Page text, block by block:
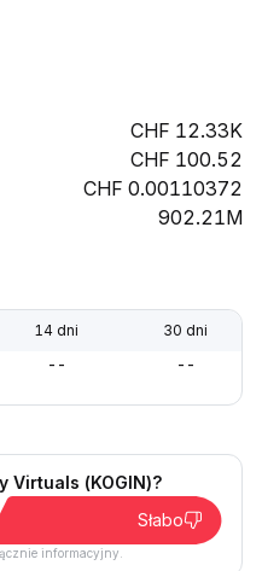
12.33K
100.52
0.00110372
902.21M
14 dni 30 dni
-- --
Virtuals (KOGIN)?
Słabo
informacyjny.